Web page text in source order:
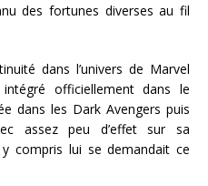
des fortunes diverses au fil
dans l’univers de Marvel
officiellement dans le
dans les Dark Avengers puis
assez peu d’effet sur sa
compris lui se demandait ce